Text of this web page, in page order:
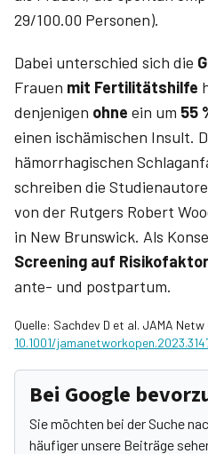
29/100.00 Personen).
Dabei unterschied sich die
Frauen mit Fertilitätshilfe
denjenigen ohne ein um 55
einen ischämischen Insult.
hämorrhagischen
schreiben die
von der Rutgers Robert
in New Brunswick. Als
Screening auf
ante- und postpartum.
Quelle: Sachdev D et al. JAMA
10.1001/
Bei Google
Sie möchten bei der Suche
häufiger unsere Beiträge